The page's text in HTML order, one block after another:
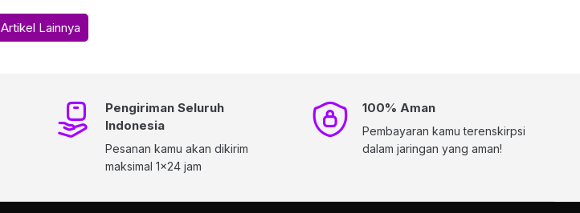
Artikel Lainnya
Pengiriman Seluruh
Indonesia
Pesanan kamu akan dikirim
maksimal 1x24 jam
100% Aman
Pembayaran kamu terenskirpsi
dalam jaringan yang aman!